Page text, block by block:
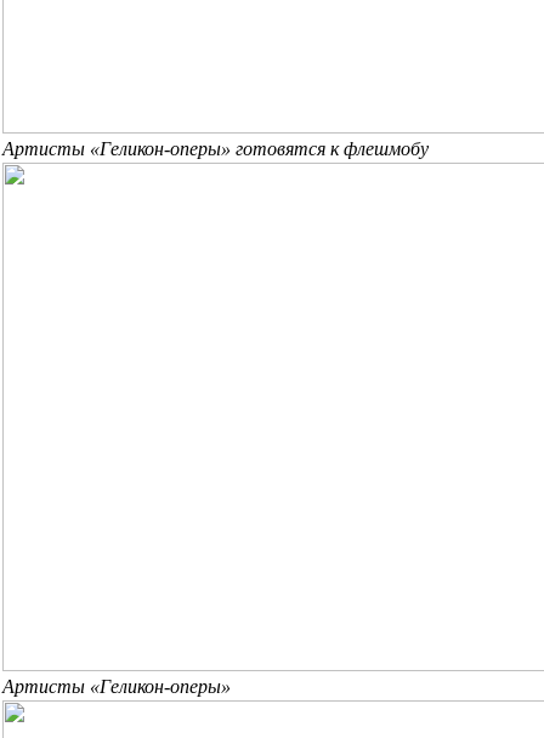
Артисты «Геликон-оперы» готовятся к флешмобу
Артисты «Геликон-оперы»